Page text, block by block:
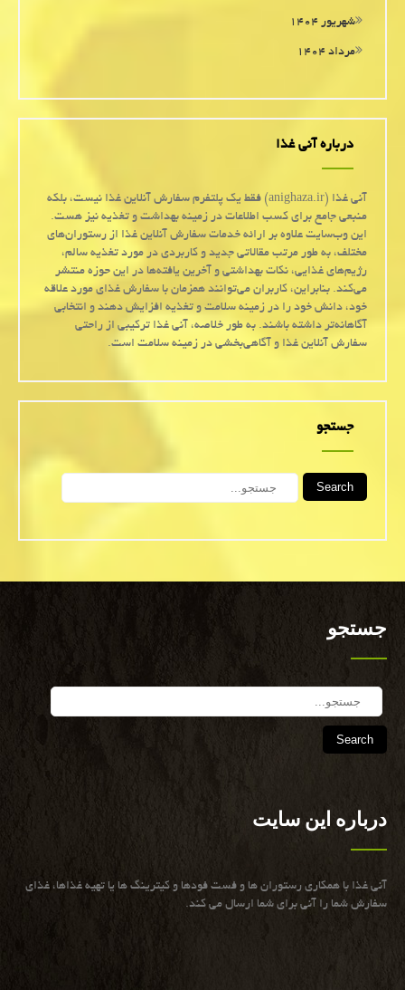
شهریور ۱۴۰۴
مرداد ۱۴۰۴
درباره آنی غذا
آنی غذا (anighaza.ir) فقط یک پلتفرم سفارش آنلاین غذا نیست، بلکه
منبعی جامع برای کسب اطلاعات در زمینه بهداشت و تغذیه نیز هست.
این وب‌سایت علاوه بر ارائه خدمات سفارش آنلاین غذا از رستوران‌های
مختلف، به طور مرتب مقالاتی جدید و کاربردی در مورد تغذیه سالم،
رژیم‌های غذایی، نکات بهداشتی و آخرین یافته‌ها در این حوزه منتشر
می‌کند. بنابراین، کاربران می‌توانند همزمان با سفارش غذای مورد علاقه
خود، دانش خود را در زمینه سلامت و تغذیه افزایش دهند و انتخابی
آگاهانه‌تر داشته باشند. به طور خلاصه، آنی غذا ترکیبی از راحتی
سفارش آنلاین غذا و آگاهی‌بخشی در زمینه سلامت است.
جستجو
Search
جستجو
درباره این سایت
آنی غذا با همكاری رستوران ها و فست فودها و كیترینگ ها یا تهیه غذاها، غذای
سفارش شما را آنی برای شما ارسال می كند.